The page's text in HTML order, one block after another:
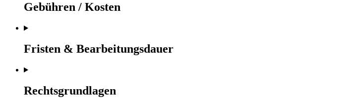
Gebühren / Kosten
Fristen & Bearbeitungsdauer
Rechtsgrundlagen